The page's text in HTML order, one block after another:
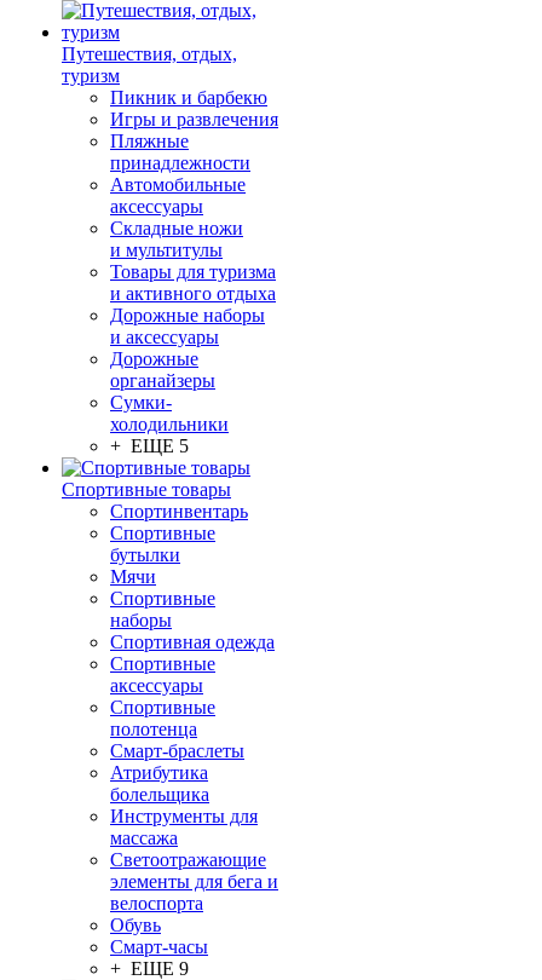
Путешествия, отдых,
туризм
Пикник и барбекю
Игры и развлечения
Пляжные
принадлежности
Автомобильные
аксессуары
Складные ножи
и мультитулы
Товары для туризма
и активного отдыха
Дорожные наборы
и аксессуары
Дорожные
органайзеры
Сумки-
холодильники
+ ЕЩЕ 5
Спортивные товары
Спортинвентарь
Спортивные
бутылки
Мячи
Спортивные
наборы
Спортивная одежда
Спортивные
аксессуары
Спортивные
полотенца
Смарт-браслеты
Атрибутика
болельщика
Инструменты для
массажа
Светоотражающие
элементы для бега и
велоспорта
Обувь
Смарт-часы
+ ЕЩЕ 9